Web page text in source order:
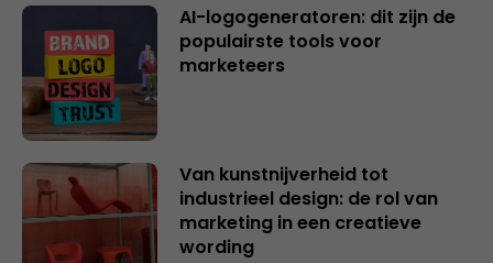
AI-logogeneratoren: dit zijn de
populairste tools voor
marketeers
Van kunstnijverheid tot
industrieel design: de rol van
marketing in een creatieve
wording